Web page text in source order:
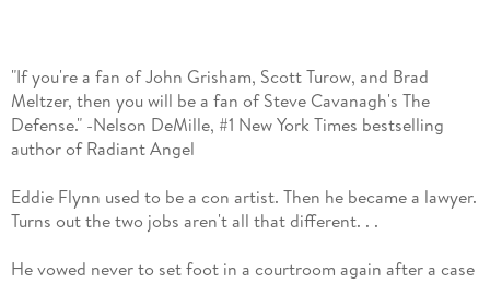
"If you're a fan of John Grisham, Scott Turow, and Brad
Meltzer, then you will be a fan of Steve Cavanagh's The
Defense." -Nelson DeMille, #1 New York Times bestselling
author of Radiant Angel
Eddie Flynn used to be a con artist. Then he became a lawyer.
Turns out the two jobs aren't all that different. . .
He vowed never to set foot in a courtroom again after a case